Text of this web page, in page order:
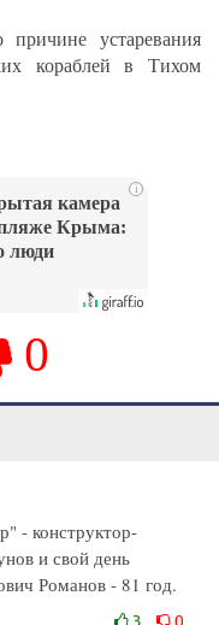
устаревания
кораблей в Тихом
i
камера
Крыма:
люди
не видят...
0
- конструктор-
и свой день
Романов - 81 год.